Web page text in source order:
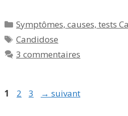
Catégories
Symptômes, causes, tests
Étiquettes
Candidose
3 commentaires
Page
1 Page
2 Page
3 → suivant